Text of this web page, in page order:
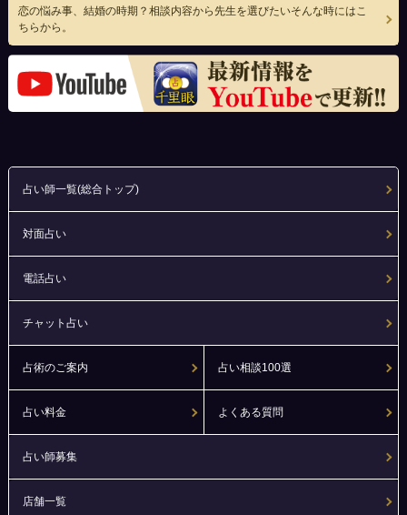
恋の悩み事、結婚の時期？相談内容から先生を選びたいそんな時にはこ
ちらから。
占い師一覧(総合トップ)
対面占い
電話占い
チャット占い
占術のご案内 占い相談100選
占い料金 よくある質問
占い師募集
店舗一覧